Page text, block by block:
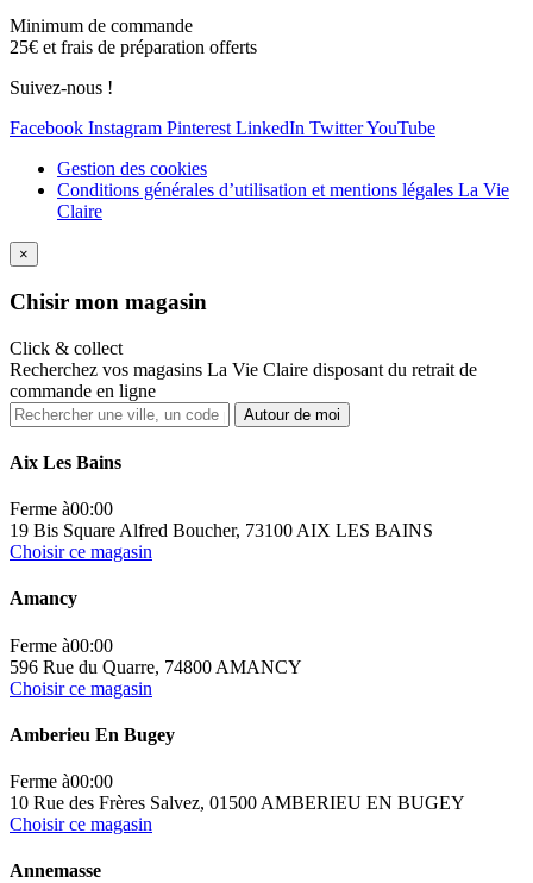
Minimum de commande
25€ et frais de préparation offerts
Suivez-nous !
Facebook Instagram Pinterest LinkedIn TwitterYouTube
Gestion des cookies
Conditions générales d’utilisation et mentions légales La Vie
Claire
×
Chisir mon magasin
Click & collect
Recherchez vos magasins La Vie Claire disposant du retrait de
commande en ligne
Autour de moi
Aix Les Bains
Ferme à00:00
19 Bis Square Alfred Boucher, 73100 AIX LES BAINS
Choisir ce magasin
Amancy
Ferme à00:00
596 Rue du Quarre, 74800 AMANCY
Choisir ce magasin
Amberieu En Bugey
Ferme à00:00
10 Rue des Frères Salvez, 01500 AMBERIEU EN BUGEY
Choisir ce magasin
Annemasse